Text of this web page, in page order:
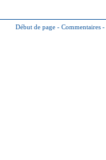
Début de page - Commentaires -